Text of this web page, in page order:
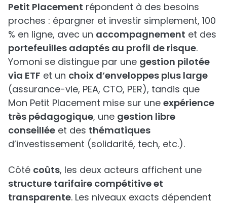
Petit Placement répondent à des besoins
proches : épargner et investir simplement, 100
% en ligne, avec un accompagnement et des
portefeuilles adaptés au profil de risque.
Yomoni se distingue par une gestion pilotée
via ETF et un choix d’enveloppes plus large
(assurance-vie, PEA, CTO, PER), tandis que
Mon Petit Placement mise sur une expérience
très pédagogique, une gestion libre
conseillée et des thématiques
d’investissement (solidarité, tech, etc.).
Côté coûts, les deux acteurs affichent une
structure tarifaire compétitive et
transparente. Les niveaux exacts dépendent